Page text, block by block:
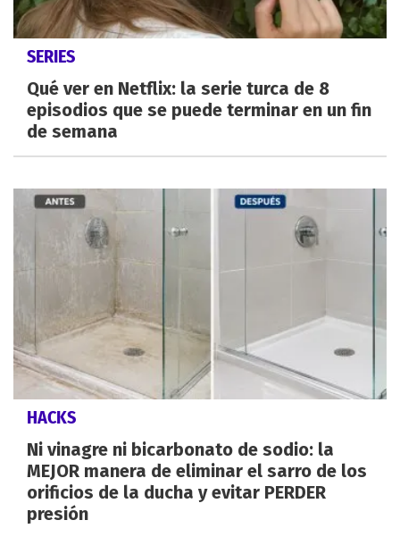
SERIES
Qué ver en Netflix: la serie turca de 8
episodios que se puede terminar en un fin
de semana
HACKS
Ni vinagre ni bicarbonato de sodio: la
MEJOR manera de eliminar el sarro de los
orificios de la ducha y evitar PERDER
presión